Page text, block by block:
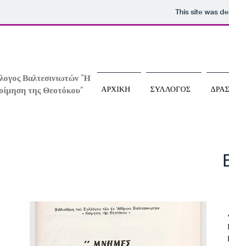
This site was
Βαλτεσινιωτών "Η
της Θεοτόκου"
ΑΡΧΙΚΗ ΣΥΛΛΟΓΟΣ